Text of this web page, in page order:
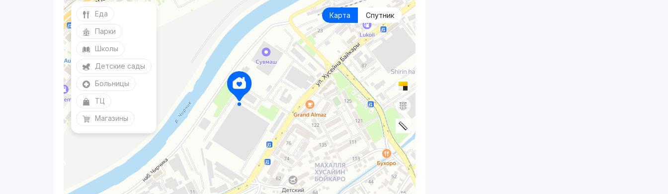
Карта Спутник
Еда
Парки
Школы
Детские сады
Больницы
ТЦ
Магазины